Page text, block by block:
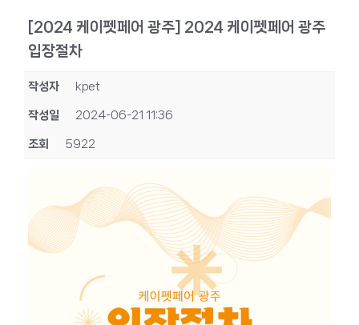
[2024 케이펫페어 광주] 2024 케이펫페어 광주
입장절차
작성자 kpet
작성일 2024-06-21 11:36
조회 5922